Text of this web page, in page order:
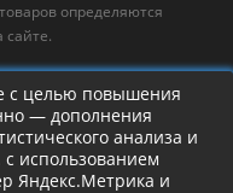
определяются
советы!
с целью повышения
— дополнения
анализа и
использованием
Яндекс.Метрика и